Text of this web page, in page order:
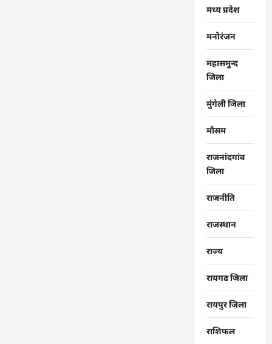
मध्य प्रदेश
मनोरंजन
महासमुन्द
जिला
मुंगेली जिला
मौसम
राजनांदगांव
जिला
राजनीति
राजस्थान
राज्‍य
रायगढ जिला
रायपुर जिला
राशिफल